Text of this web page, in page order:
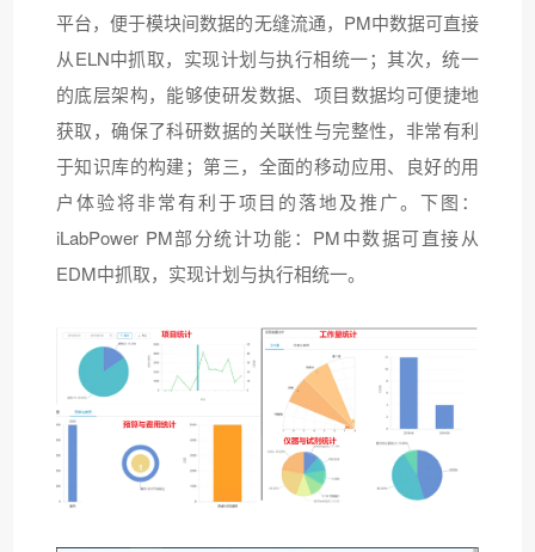
平台，便于模块间数据的无缝流通，PM中数据可直接
从ELN中抓取，实现计划与执行相统一；其次，统一
的底层架构，能够使研发数据、项目数据均可便捷地
获取，确保了科研数据的关联性与完整性，非常有利
于知识库的构建；第三，全面的移动应用、良好的用
户体验将非常有利于项目的落地及推广。下图：
iLabPower PM部分统计功能：PM中数据可直接从
EDM中抓取，实现计划与执行相统一。